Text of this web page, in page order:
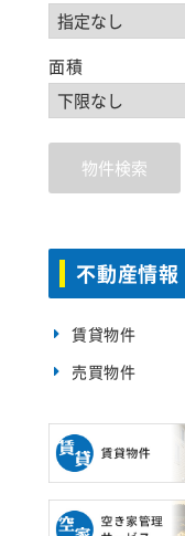
面積
不動産情報
賃貸物件
売買物件